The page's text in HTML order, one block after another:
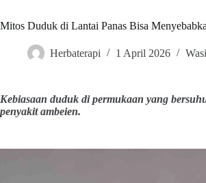
Mitos Duduk di Lantai Panas Bisa
Herbaterapi 1 April 2026
Kebiasaan duduk di permukaan yang
penyakit ambeien.